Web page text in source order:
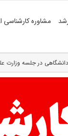
مشاوره کارشناسی
در جلسه وزارت